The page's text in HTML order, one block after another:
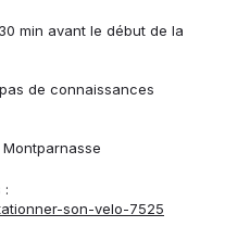
min avant le début de la
de connaissances
:
son-velo-7525